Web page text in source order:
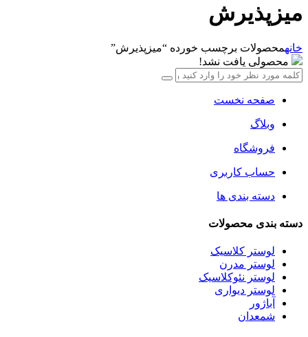
میزپذیرش
خانهمحصولات برچسب خورده “میزپذیرش”
محصولی یافت نشد!
صفحه نخست
وبلاگ
فروشگاه
حساب کاربری
دسته بندی ها
دسته بندی محصولات
لوستر کلاسیک
لوستر مدرن
لوستر نئوکلاسیک
لوستر دیواری
آباژور
شمعدان